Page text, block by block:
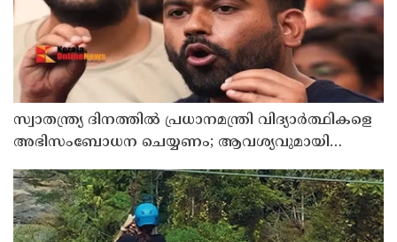
സ്വാതന്ത്ര്യ ദിനത്തില്‍ പ്രധാനമന്ത്രി വിദ്യാര്‍ത്ഥികളെ
അഭിസംബോധന ചെയ്യണം; ആവശ്യവുമായി